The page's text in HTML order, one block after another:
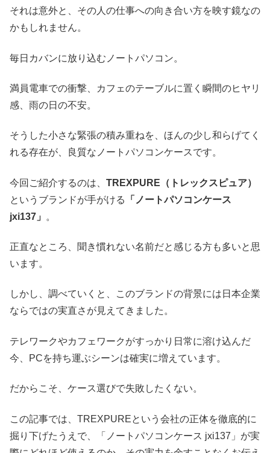
それは意外と、その人の仕事への向き合い方を映す鏡なの
かもしれません。
毎日カバンに放り込むノートパソコン。
満員電車での衝撃、カフェのテーブルに置く瞬間のヒヤリ
感、雨の日の不安。
そうした小さな緊張の積み重ねを、ほんの少し和らげてく
れる存在が、良質なノートパソコンケースです。
今回ご紹介するのは、 TREXPURE（トレックスピュア）
というブランドが手がける
「ノートパソコンケース
jxi137」
。
正直なところ、聞き慣れない名前だと感じる方も多いと思
います。
しかし、調べていくと、このブランドの背景には日本企業
ならではの実直さが見えてきました。
テレワークやカフェワークがすっかり日常に溶け込んだ
今、PCを持ち運ぶシーンは確実に増えています。
だからこそ、ケース選びで失敗したくない。
この記事では、TREXPUREという会社の正体を徹底的に
掘り下げたうえで、「ノートパソコンケース jxi137」が実